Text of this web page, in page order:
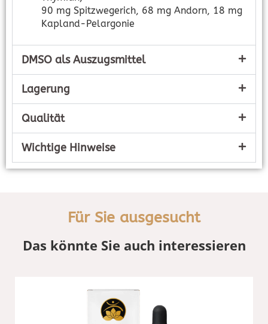
90 mg Spitzwegerich, 68 mg Andorn, 18 mg
Kapland-Pelargonie
DMSO als Auszugsmittel
Lagerung
Qualität
Wichtige Hinweise
Für Sie ausgesucht
Das könnte Sie auch interessieren